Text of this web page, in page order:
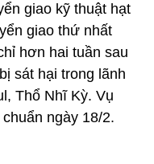
giao kỹ thuật hạt
giao thứ nhất
hơn hai tuần sau
sát hại trong lãnh
Thổ Nhĩ Kỳ. Vụ
ngày 18/2.